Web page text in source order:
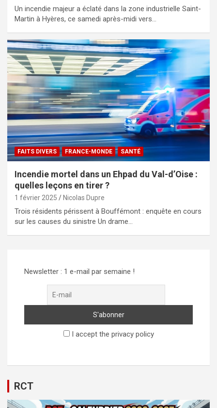
Un incendie majeur a éclaté dans la zone industrielle Saint-
Martin à Hyères, ce samedi après-midi vers…
FAITS DIVERS FRANCE-MONDE SANTÉ
Incendie mortel dans un Ehpad du Val-d’Oise :
quelles leçons en tirer ?
1 février 2025 Nicolas Dupre
Trois résidents périssent à Bouffémont : enquête en cours
sur les causes du sinistre Un drame…
Newsletter : 1 e-mail par semaine !
I accept the privacy policy
RCT